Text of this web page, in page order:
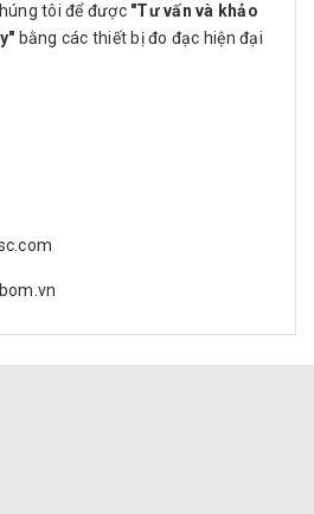
tôi để được "Tư vấn và khảo
bằng các thiết bị đo đạc hiện đại